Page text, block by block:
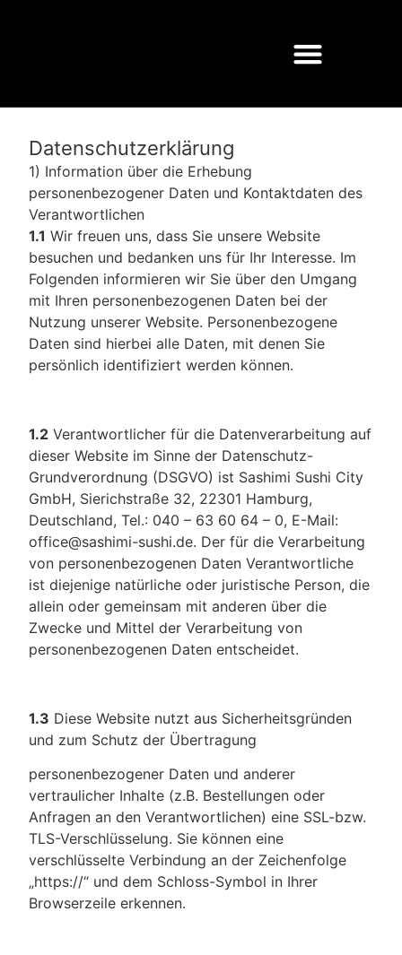
Datenschutzerklärung
1) Information über die Erhebung
personenbezogener Daten und Kontaktdaten des
Verantwortlichen
1.1 Wir freuen uns, dass Sie unsere Website
besuchen und bedanken uns für Ihr Interesse. Im
Folgenden informieren wir Sie über den Umgang
mit Ihren personenbezogenen Daten bei der
Nutzung unserer Website. Personenbezogene
Daten sind hierbei alle Daten, mit denen Sie
persönlich identifiziert werden können.
1.2 Verantwortlicher für die Datenverarbeitung auf
dieser Website im Sinne der Datenschutz-
Grundverordnung (DSGVO) ist Sashimi Sushi City
GmbH, Sierichstraße 32, 22301 Hamburg,
Deutschland, Tel.: 040 – 63 60 64 – 0, E-Mail:
office@sashimi-sushi.de. Der für die Verarbeitung
von personenbezogenen Daten Verantwortliche
ist diejenige natürliche oder juristische Person, die
allein oder gemeinsam mit anderen über die
Zwecke und Mittel der Verarbeitung von
personenbezogenen Daten entscheidet.
1.3 Diese Website nutzt aus Sicherheitsgründen
und zum Schutz der Übertragung
personenbezogener Daten und anderer
vertraulicher Inhalte (z.B. Bestellungen oder
Anfragen an den Verantwortlichen) eine SSL-bzw.
TLS-Verschlüsselung. Sie können eine
verschlüsselte Verbindung an der Zeichenfolge
„https://“ und dem Schloss-Symbol in Ihrer
Browserzeile erkennen.